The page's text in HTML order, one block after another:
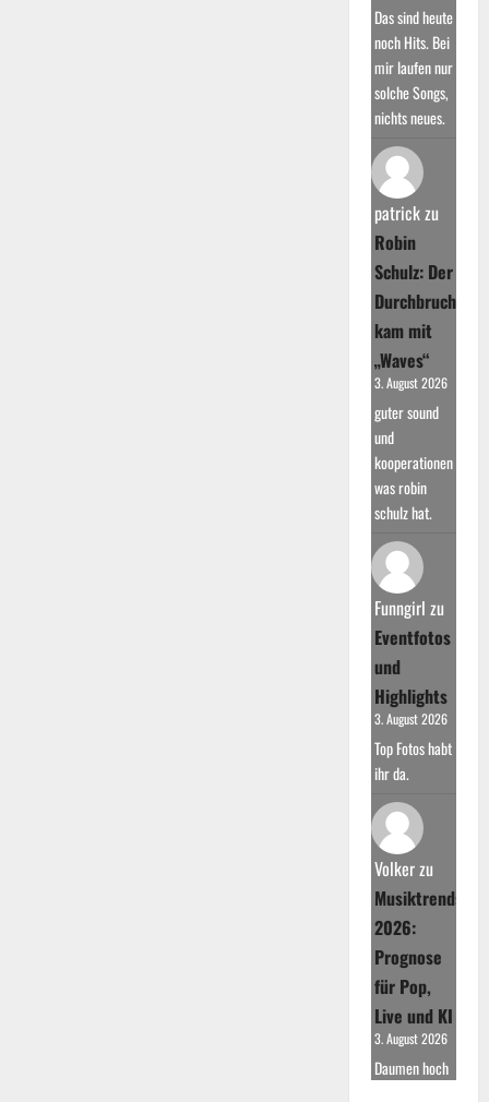
Das sind heute
noch Hits. Bei
mir laufen nur
solche Songs,
nichts neues.
patrickzu
Robin
Schulz: Der
Durchbruch
kam mit
„Waves“
3. August 2026
guter sound
und
kooperationen
was robin
schulz hat.
Funngirl zu
Eventfotos
und
Highlights
3. August 2026
Top Fotos habt
ihr da.
Volkerzu
Musiktrends
2026:
Prognose
für Pop,
Live und KI
3. August 2026
Daumen hoch